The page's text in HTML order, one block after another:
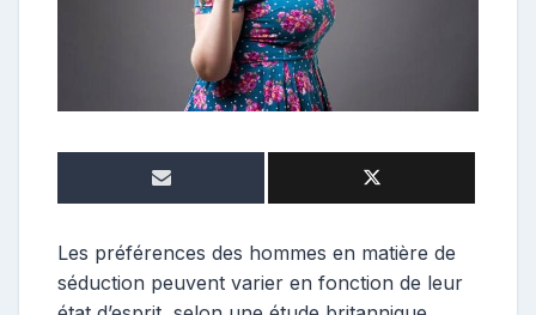
t
r
i
c
e
Les préférences des hommes en matière de
séduction peuvent varier en fonction de leur